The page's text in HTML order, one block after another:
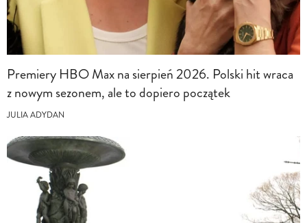
Premiery HBO Max na sierpień 2026. Polski hit wraca
z nowym sezonem, ale to dopiero początek
JULIA ADYDAN